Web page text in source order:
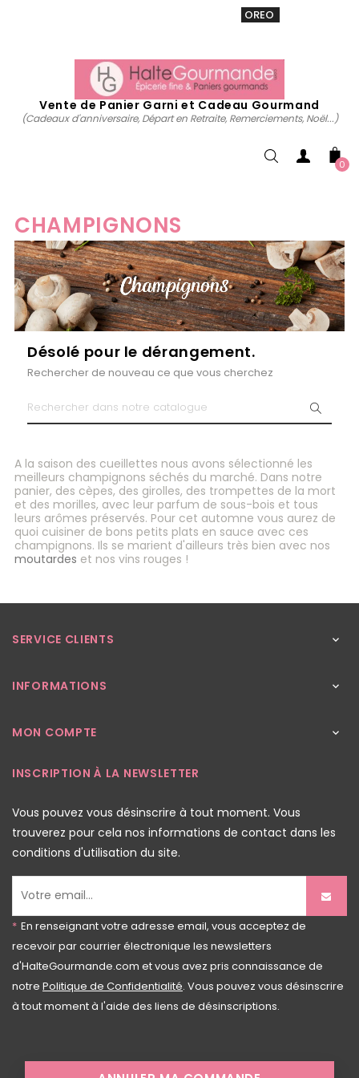
OREO
Vente de Panier Garni et Cadeau Gourmand
(Cadeaux d'anniversaire, Départ en Retraite, Remerciements, Noël...)
0
CHAMPIGNONS
Désolé pour le dérangement.
Rechercher de nouveau ce que vous cherchez
A la saison des cueillettes nous avons sélectionné les
meilleurs champignons séchés du marché. Dans notre
panier, des cèpes, des girolles, des trompettes de la mort
et des morilles, avec leur parfum de sous-bois et tous
leurs arômes préservés. Pour cet automne vous aurez de
quoi cuisiner de bons petits plats en sauce avec ces
champignons. Ils se marient d'ailleurs très bien avec nos
moutardes et nos vins rouges !
SERVICE CLIENTS 
INFORMATIONS 
MON COMPTE 
INSCRIPTION À LA NEWSLETTER
Vous pouvez vous désinscrire à tout moment. Vous
trouverez pour cela nos informations de contact dans les
conditions d'utilisation du site.
* En renseignant votre adresse email, vous acceptez de
recevoir par courrier électronique les newsletters
d'HalteGourmande.com et vous avez pris connaissance de
notre Politique de Confidentialité. Vous pouvez vous désinscrire
à tout moment à l'aide des liens de désinscriptions.